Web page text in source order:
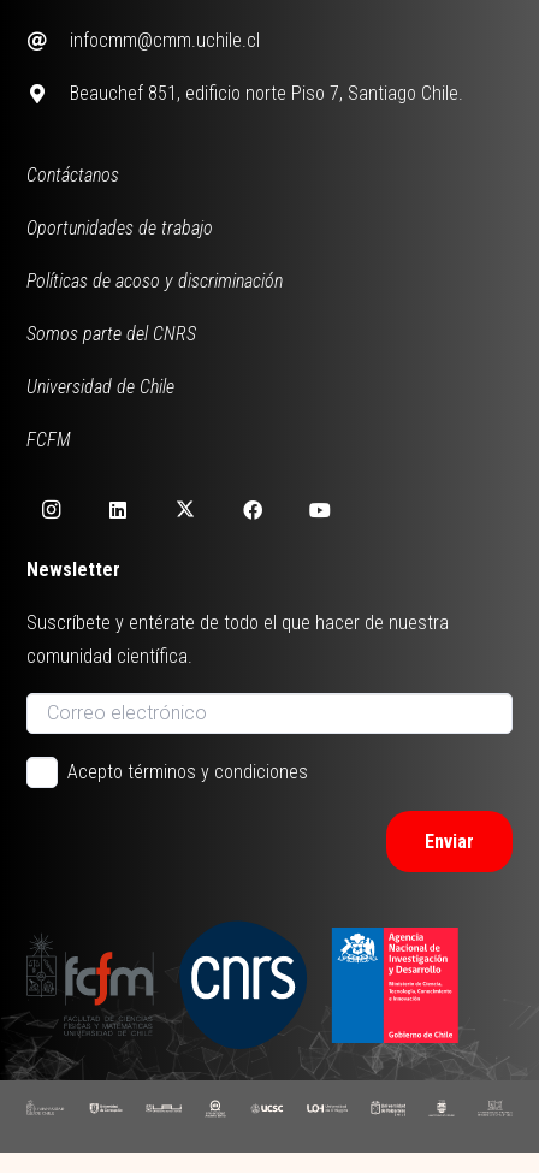
infocmm@cmm.uchile.cl
Beauchef 851, edificio norte Piso 7, Santiago Chile.
Contáctanos
Oportunidades de trabajo
Políticas de acoso y discriminación
Somos parte del CNRS
Universidad de Chile
FCFM
Newsletter
Suscríbete y entérate de todo el que hacer de nuestra
comunidad científica.
Acepto términos y condiciones
Enviar